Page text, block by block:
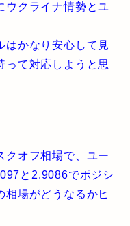
ウクライナ情勢とユ
はかなり安心して見
って対応しようと思
クオフ相場で、ユー
と2.9086でポジシ
相場がどうなるかヒ